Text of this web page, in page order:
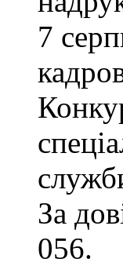
7
За
056.